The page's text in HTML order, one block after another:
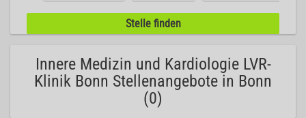
Innere Medizin und Kardiologie LVR-
Klinik Bonn Stellenangebote in Bonn
(0)